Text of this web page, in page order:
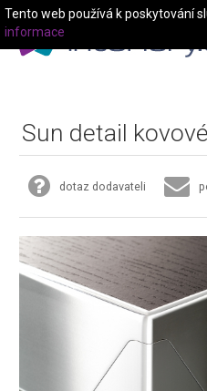
Sun detail
dotaz dodavateli
Tento web používá k poskytování
informace